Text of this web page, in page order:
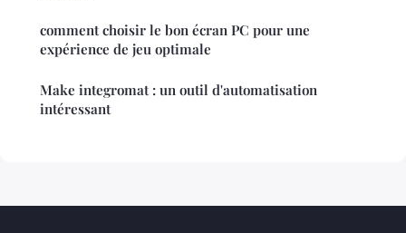
comment choisir le bon écran PC pour une
expérience de jeu optimale
Make integromat : un outil d'automatisation
intéressant